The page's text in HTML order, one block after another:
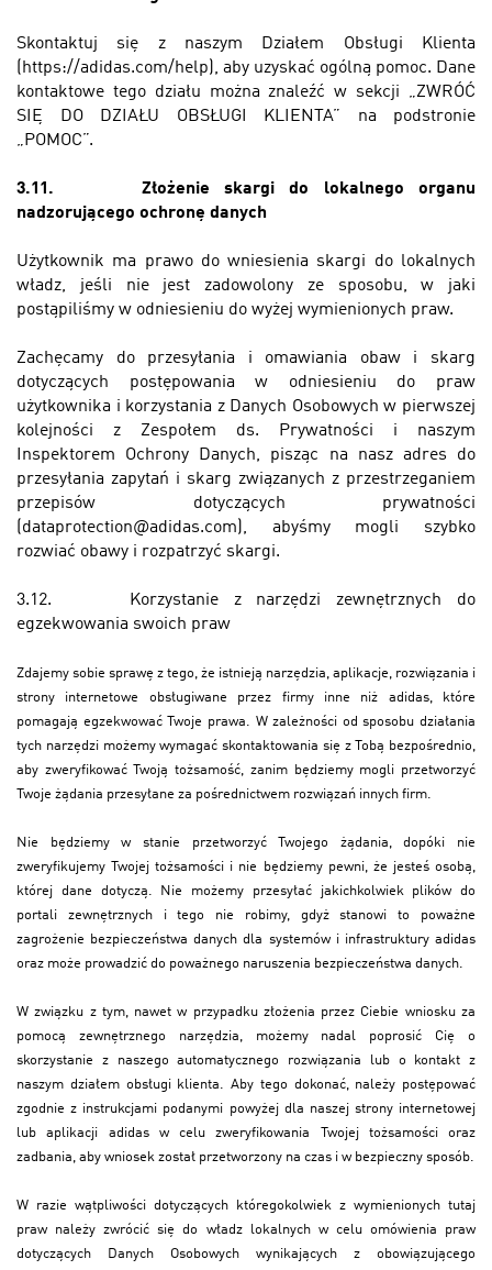
Skontaktuj się z naszym Działem Obsługi Klienta
https://adidas.com/help ), aby uzyskać ogólną pomoc. Dane
kontaktowe tego działu można znaleźć w sekcji „ZWRÓĆ
SIĘ DO DZIAŁU OBSŁUGI KLIENTA” na podstronie
„POMOC”.
3.11.
Złożenie skargi do lokalnego organu
nadzorującego ochronę danych
Użytkownik ma prawo do wniesienia skargi do lokalnych
władz, jeśli nie jest zadowolony ze sposobu, w jaki
postąpiliśmy w odniesieniu do wyżej wymienionych praw.
Zachęcamy do przesyłania i omawiania obaw i skarg
dotyczących postępowania w odniesieniu do praw
użytkownika i korzystania z Danych Osobowych w pierwszej
kolejności z Zespołem ds. Prywatności i naszym
Inspektorem Ochrony Danych, pisząc na nasz adres do
przesyłania zapytań i skarg związanych z przestrzeganiem
przepisów dotyczących prywatności
(dataprotection@adidas.com), abyśmy mogli szybko
rozwiać obawy i rozpatrzyć skargi.
3.12.
Korzystanie z narzędzi zewnętrznych do
egzekwowania swoich praw
Zdajemy sobie sprawę z tego, że istnieją narzędzia, aplikacje, rozwiązania i
strony internetowe obsługiwane przez firmy inne niż adidas, które
pomagają egzekwować Twoje prawa. W zależności od sposobu działania
tych narzędzi możemy wymagać skontaktowania się z Tobą bezpośrednio,
aby zweryfikować Twoją tożsamość, zanim będziemy mogli przetworzyć
Twoje żądania przesyłane za pośrednictwem rozwiązań innych firm.
Nie będziemy w stanie przetworzyć Twojego żądania, dopóki nie
zweryfikujemy Twojej tożsamości i nie będziemy pewni, że jesteś osobą,
której dane dotyczą. Nie możemy przesyłać jakichkolwiek plików do
portali zewnętrznych i tego nie robimy, gdyż stanowi to poważne
zagrożenie bezpieczeństwa danych dla systemów i infrastruktury adidas
oraz może prowadzić do poważnego naruszenia bezpieczeństwa danych.
W związku z tym, nawet w przypadku złożenia przez Ciebie wniosku za
pomocą zewnętrznego narzędzia, możemy nadal poprosić Cię o
skorzystanie z naszego automatycznego rozwiązania lub o kontakt z
naszym działem obsługi klienta. Aby tego dokonać, należy postępować
zgodnie z instrukcjami podanymi powyżej dla naszej strony internetowej
lub aplikacji adidas w celu zweryfikowania Twojej tożsamości oraz
zadbania, aby wniosek został przetworzony na czas i w bezpieczny sposób.
W razie wątpliwości dotyczących któregokolwiek z wymienionych tutaj
praw należy zwrócić się do władz lokalnych w celu omówienia praw
dotyczących Danych Osobowych wynikających z obowiązującego